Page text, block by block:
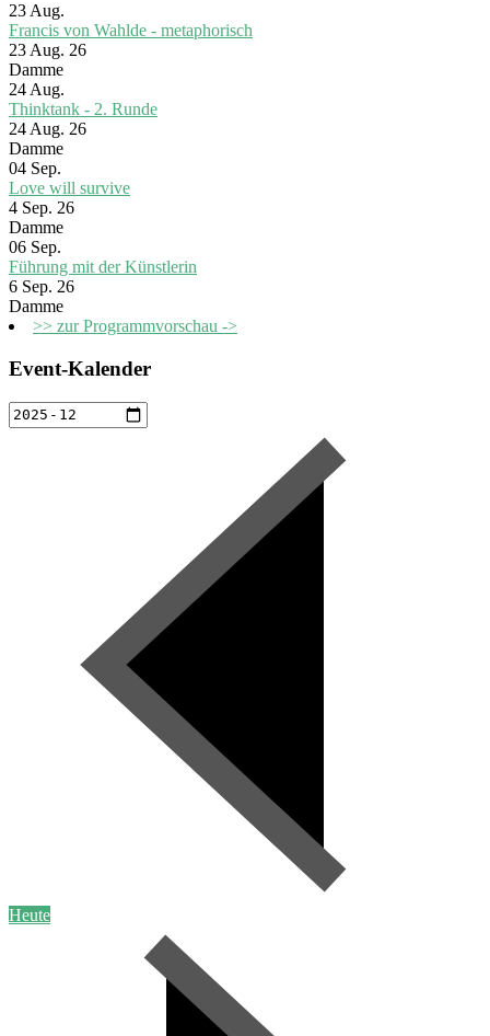
23 Aug.
Francis von Wahlde - metaphorisch
23 Aug. 26
Damme
24 Aug.
Thinktank - 2. Runde
24 Aug. 26
Damme
04 Sep.
Love will survive
4 Sep. 26
Damme
06 Sep.
Führung mit der Künstlerin
6 Sep. 26
Damme
>> zur Programmvorschau ->
Event-Kalender
Heute